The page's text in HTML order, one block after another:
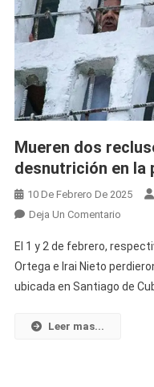
Mueren dos
desnutrición en la
10 De Febrero De 2025
Deja Un ComentarioEn
Dos
El 1 y 2 de febrero,
Ortega e Irai Nieto
ubicada en Santiago de
Leer mas...